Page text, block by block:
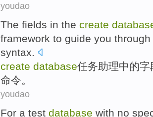
youdao
The fields in the create
framework to guide you
syntax.
create database任务助理中的字
命令。
youdao
For a test database with no